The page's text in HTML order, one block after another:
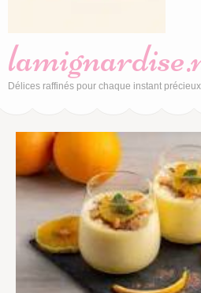
Délices raffinés pour chaque instant